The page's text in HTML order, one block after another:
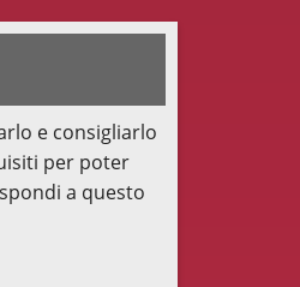
e consigliarlo
per poter
a questo